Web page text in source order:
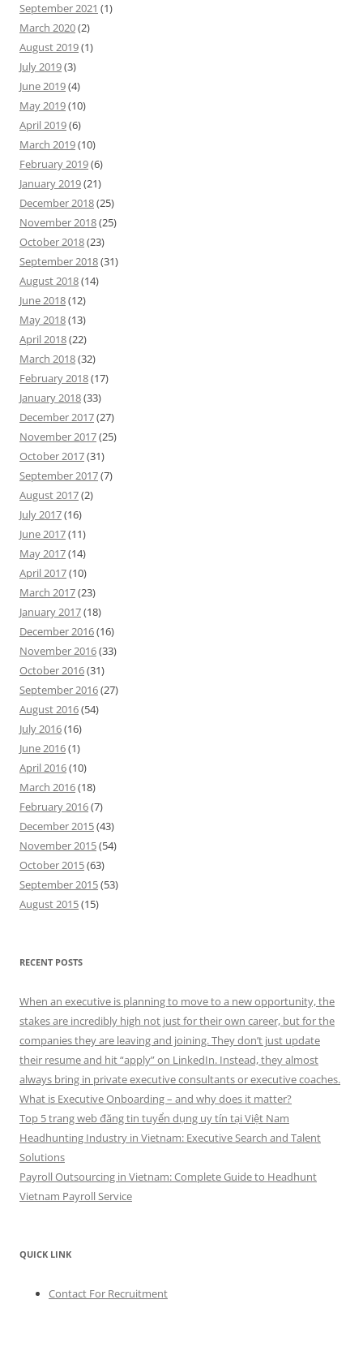
September 2021 (1)
March 2020(2)
August 2019(1)
July 2019(3)
June 2019(4)
May 2019(10)
April 2019(6)
March 2019(10)
February 2019(6)
January 2019(21)
December 2018(25)
November 2018(25)
October 2018(23)
September 2018(31)
August 2018(14)
June 2018(12)
May 2018(13)
April 2018(22)
March 2018(32)
February 2018(17)
January 2018(33)
December 2017(27)
November 2017(25)
October 2017(31)
September 2017(7)
August 2017(2)
July 2017(16)
June 2017(11)
May 2017(14)
April 2017(10)
March 2017(23)
January 2017(18)
December 2016(16)
November 2016(33)
October 2016(31)
September 2016(27)
August 2016(54)
July 2016(16)
June 2016(1)
April 2016(10)
March 2016(18)
February 2016(7)
December 2015(43)
November 2015(54)
October 2015(63)
September 2015(53)
August 2015(15)
RECENT POSTS
When an executive is planning to move to a new opportunity, the
stakes are incredibly high not just for their own career, but for the
companies they are leaving and joining. They don’t just update
their resume and hit “apply” on LinkedIn. Instead, they almost
always bring in private executive consultants or executive coaches.
What is Executive Onboarding – and why does it matter?
Top 5 trang web đăng tin tuyển dụng uy tín tại Việt Nam
Headhunting Industry in Vietnam: Executive Search and Talent
Solutions
Payroll Outsourcing in Vietnam: Complete Guide to Headhunt
Vietnam Payroll Service
QUICK LINK
Contact For Recruitment